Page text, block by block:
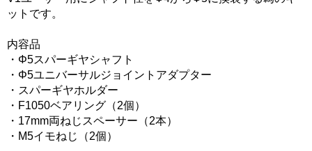
ットです。
内容品
・Φ5スパーギヤシャフト
・Φ5ユニバーサルジョイントアダプター
・スパーギヤホルダー
・F1050ベアリング（2個）
・17mm両ねじスペーサー（2本）
・M5イモねじ（2個）